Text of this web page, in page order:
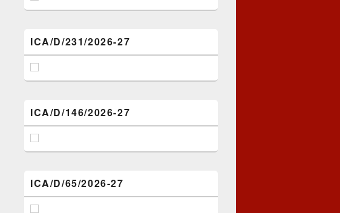
ICA/D/231/2026-27
ICA/D/146/2026-27
ICA/D/65/2026-27